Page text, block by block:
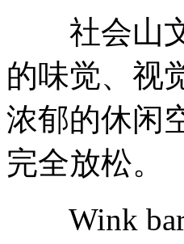
社会山文
的味觉、视
浓郁的休闲
完全放松。
Wink bar